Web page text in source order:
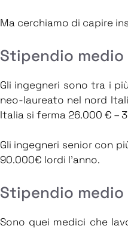
Ma cerchiamo di capire
Stipendio
Gli ingegneri sono tra i
neo-laureato nel nord
Italia si ferma 26.000 € –
Gli ingegneri senior con
90.000€ lordi l’anno.
Stipendio
Sono quei medici che